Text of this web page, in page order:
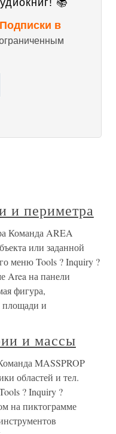
📚
в
и периметра
Команда AREA
или заданной
меню Tools ? Inquiry ?
Area на панели
фигура,
площади и
и массы
MASSPROP
областей и тел.
? Inquiry ?
на пиктограмме